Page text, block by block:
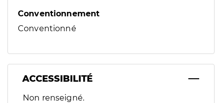
Conventionnement
Conventionné
ACCESSIBILITÉ
Filtres
Sélectionnez un ou plusieurs handicaps/besoins
Non renseigné.